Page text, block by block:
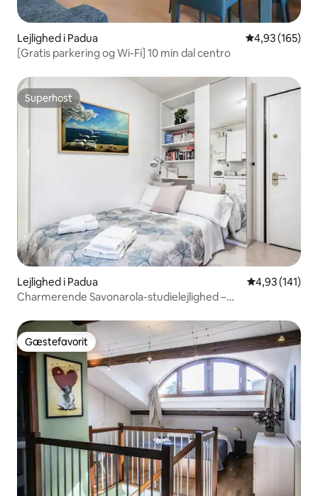
Lejlighed i Padua 4,93 ud af 5 i
4,93 (165)
[Gratis parkering og Wi-Fi] 10 min dal centro
Superhost
Superhost
Lejlighed i Padua 4,93 ud af 5 i
4,93 (141)
Charmerende Savonarola-studielejlighed –
Gæstefavorit
Gæstefavorit